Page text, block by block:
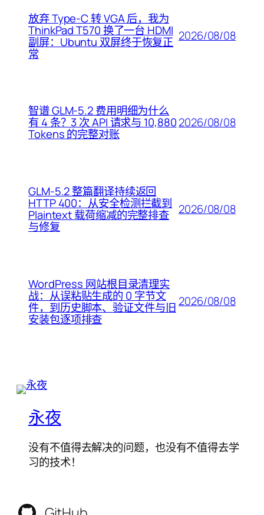
放弃 Type-C 转 VGA 后，我为
ThinkPad T570 换了一台 HDMI
副屏：Ubuntu 双屏终于恢复正
常
2026/08/08
智谱 GLM-5.2 费用明细为什么
有 4 条？3 次 API 请求与 10,880
Tokens 的完整对账
2026/08/08
GLM-5.2 整篇翻译持续返回
HTTP 400：从安全检测拦截到
Plaintext 载荷缩减的完整排查
与修复
2026/08/08
WordPress 网站根目录清理实
战：从误粘贴生成的 0 字节文
件，到历史脚本、验证文件与旧
安装包逐项排查
2026/08/08
永夜
没有不值得去解决的问题，也没有不值得去学
习的技术！